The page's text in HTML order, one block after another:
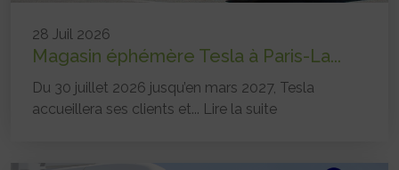
28 Juil 2026
Magasin éphémère Tesla à Paris-La...
Du 30 juillet 2026 jusqu’en mars 2027, Tesla
accueillera ses clients et... Lire la suite